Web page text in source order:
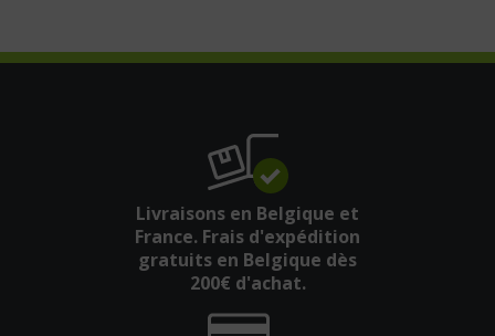
Livraisons en Belgique et
France. Frais d'expédition
gratuits en Belgique dès
200€ d'achat.